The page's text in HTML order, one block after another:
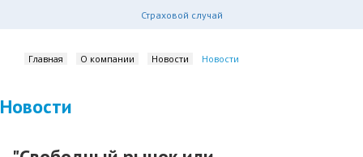
Страховой случай
Главная О компании Новости Новости
Новости